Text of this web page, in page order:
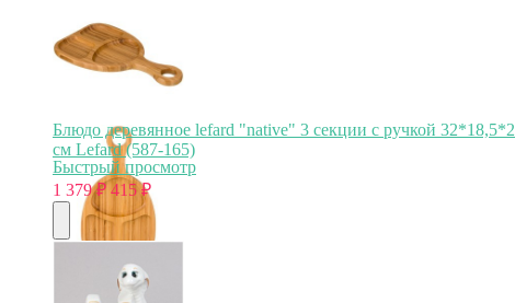
Блюдо деревянное lefard "native" 3 секции с ручкой 32*18,5*2
см Lefard (587-165)
Быстрый просмотр
1 379₽ 415₽